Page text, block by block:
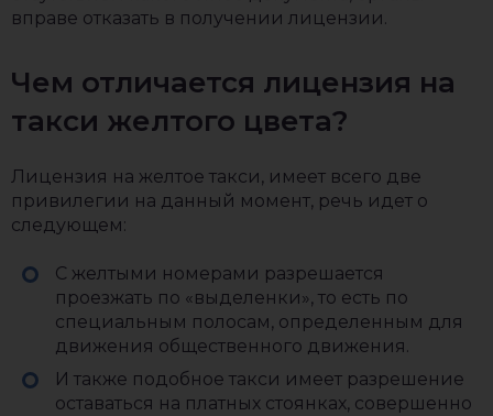
вправе отказать в получении лицензии.
Чем отличается лицензия на
такси желтого цвета?
Лицензия на желтое такси, имеет всего две
привилегии на данный момент, речь идет о
следующем:
С желтыми номерами разрешается
проезжать по «выделенки», то есть по
специальным полосам, определенным для
движения общественного движения.
И также подобное такси имеет разрешение
оставаться на платных стоянках, совершенно